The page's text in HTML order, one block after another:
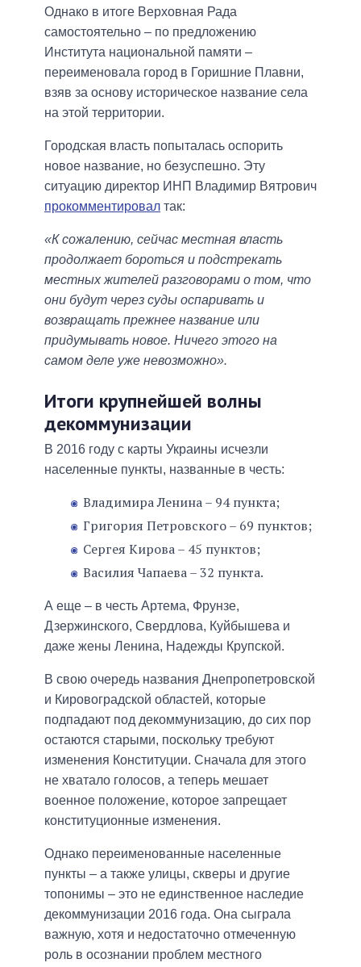
Однако в итоге Верховная Рада
самостоятельно – по предложению
Института национальной памяти –
переименовала город в Горишние Плавни,
взяв за основу историческое название села
на этой территории.
Городская власть попыталась оспорить
новое название, но безуспешно. Эту
ситуацию директор ИНП Владимир Вятрович
прокомментировал так:
«К сожалению, сейчас местная власть
продолжает бороться и подстрекать
местных жителей разговорами о том, что
они будут через суды оспаривать и
возвращать прежнее название или
придумывать новое. Ничего этого на
самом деле уже невозможно».
Итоги крупнейшей волны
декоммунизации
В 2016 году с карты Украины исчезли
населенные пункты, названные в честь:
Владимира Ленина – 94 пункта;
Григория Петровского – 69 пунктов;
Сергея Кирова – 45 пунктов;
Василия Чапаева – 32 пункта.
А еще – в честь Артема, Фрунзе,
Дзержинского, Свердлова, Куйбышева и
даже жены Ленина, Надежды Крупской.
В свою очередь названия Днепропетровской
и Кировоградской областей, которые
подпадают под декоммунизацию, до сих пор
остаются старыми, поскольку требуют
изменения Конституции. Сначала для этого
не хватало голосов, а теперь мешает
военное положение, которое запрещает
конституционные изменения.
Однако переименованные населенные
пункты – а также улицы, скверы и другие
топонимы – это не единственное наследие
декоммунизации 2016 года. Она сыграла
важную, хотя и недостаточно отмеченную
роль в осознании проблем местного